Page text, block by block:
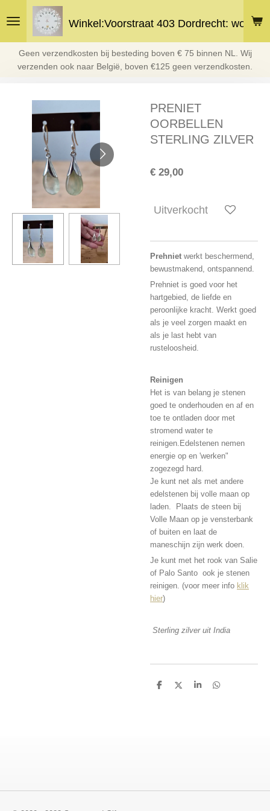
direct
hoofdinhoud
Winkel:Voorstraat 403 Dordrecht: woe
Geen verzendkosten bij besteding boven € 75 binnen NL. Wij
verzenden ook naar België, boven €125 geen verzendkosten.
PRENIET
OORBELLEN
STERLING ZILVER
€ 29,00
Uitverkocht
Prehniet werkt beschermend,
bewustmakend, ontspannend.
Prehniet is goed voor het
hartgebied, de liefde en
peroonlijke kracht. Werkt goed
als je veel zorgen maakt en
als je last hebt van
rusteloosheid.
Reinigen
Het is van belang je stenen
goed te onderhouden en af en
toe te ontladen door met
stromend water te
reinigen. Edelstenen nemen
energie op en 'werken"
zogezegd hard.
Je kunt net als met andere
edelstenen bij volle maan op
laden. Plaats de steen bij
Volle Maan op je vensterbank
of buiten en laat de
maneschijn zijn werk doen.
Je kunt met het rook van Salie
of Palo Santo ook je stenen
reinigen. (voor meer info klik
hier)
Sterling zilver uit India
D
D
S
D